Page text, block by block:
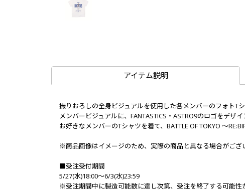
アイテム説明
撮りおろしの全身ビジュアルを使用した各メンバーのフォトT
メンバービジュアルに、FANTASTICS・ASTRO9のロゴをデザイ
お好きなメンバーのTシャツを着て、BATTLE OF TOKYO ～
※商品画像はイメージのため、実際の商品と異なる場合がござ
■受注受付期間
5/27(水)18:00～6/3(水)23:59
※受注期間中に製造可能数に達し次第、受注を終了する可能性